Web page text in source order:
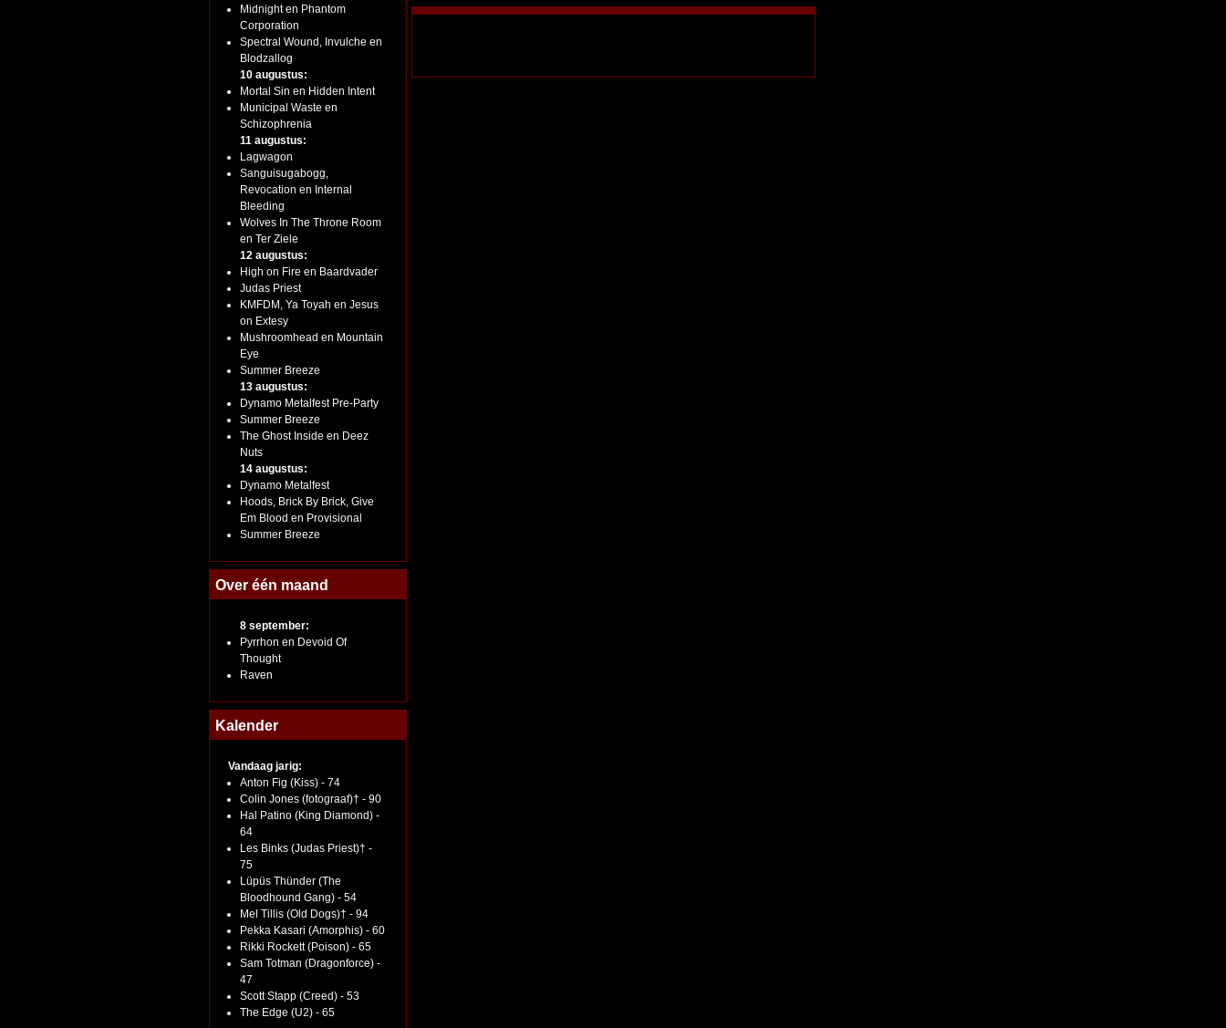
Midnight en Phantom
Corporation
Spectral Wound, Invulche en
Blodzallog
10 augustus:
Mortal Sin en Hidden Intent
Municipal Waste en
Schizophrenia
11 augustus:
Lagwagon
Sanguisugabogg,
Revocation en Internal
Bleeding
Wolves In The Throne Room
en Ter Ziele
12 augustus:
High on Fire en Baardvader
Judas Priest
KMFDM, Ya Toyah en Jesus
on Extesy
Mushroomhead en Mountain
Eye
Summer Breeze
13 augustus:
Dynamo Metalfest Pre-Party
Summer Breeze
The Ghost Inside en Deez
Nuts
14 augustus:
Dynamo Metalfest
Hoods, Brick By Brick, Give
Em Blood en Provisional
Summer Breeze
Over één maand
8 september:
Pyrrhon en Devoid Of
Thought
Raven
Kalender
Vandaag jarig:
Anton Fig (Kiss) - 74
Colin Jones (fotograaf)† - 90
Hal Patino (King Diamond) -
64
Les Binks (Judas Priest)† -
75
Lüpüs Thünder (The
Bloodhound Gang) - 54
Mel Tillis (Old Dogs)† - 94
Pekka Kasari (Amorphis) - 60
Rikki Rockett (Poison) - 65
Sam Totman (Dragonforce) -
47
Scott Stapp (Creed) - 53
The Edge (U2) - 65